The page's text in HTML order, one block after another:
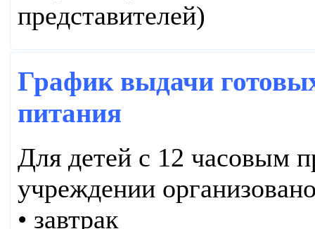
представителей)
График выдачи
питания
Для детей с 12 часовым
учреждении
• завтрак